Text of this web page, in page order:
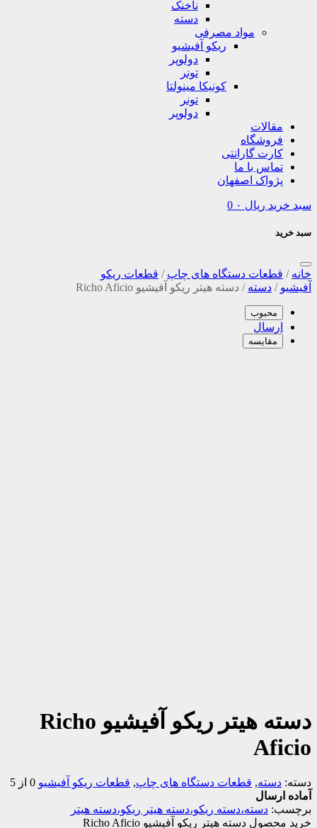
ناخنک
دسته
مواد مصرفی
ریکو آفیشیو
دولوپر
تونر
کونیکا مینولتا
تونر
دولوپر
مقالات
فروشگاه
کارت گارانتی
تماس با ما
پژواک اصفهان
سبد خرید ریال 0
سبد خرید
خانه / قطعات دستگاه های چاپ / قطعات ریکو
آفیشیو / دسته / دسته هیتر ریکو آفیشیو Richo Aficio
محبوب
ارسال
مقایسه
دسته هیتر ریکو آفیشیو Richo
Aficio
دسته: دسته, قطعات دستگاه های چاپ, قطعات ریکو آفیشیو 0 از 5
آماده ارسال
برچسب: دسته،دسته ریکو،دسته هیتر ریکو،دسته هیتر
خرید محصول دسته هیتر ریکو آفیشیو Richo Aficio